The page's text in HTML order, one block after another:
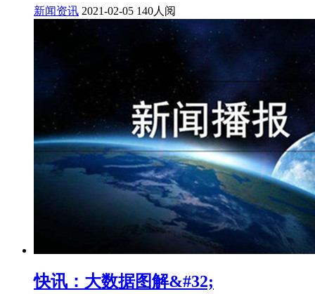
新闻资讯 2021-02-05 140人阅
快讯：大数据图解&#32;